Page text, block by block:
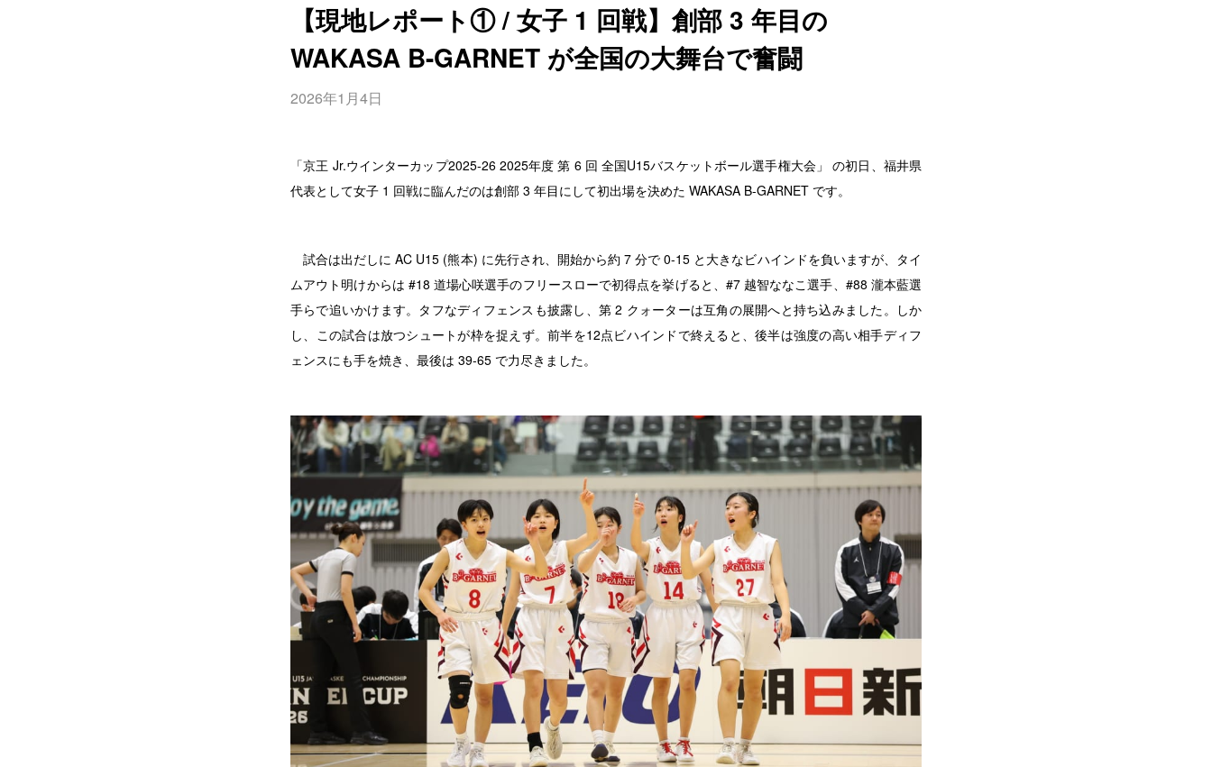
【現地レポート① / 女子 1 回戦】創部 3 年目の
WAKASA B-GARNET が全国の大舞台で奮闘
2026年1月4日
「京王 Jr.ウインターカップ2025-26 2025年度 第 6 回 全国U15バスケットボール選手権大会」 の初日、福井県
代表として女子 1 回戦に臨んだのは創部 3 年目にして初出場を決めた WAKASA B-GARNET です。
試合は出だしに AC U15 (熊本) に先行され、開始から約 7 分で 0-15 と大きなビハインドを負いますが、タイ
ムアウト明けからは #18 道場心咲選手のフリースローで初得点を挙げると、#7 越智ななこ選手、#88 瀧本藍選
手らで追いかけます。タフなディフェンスも披露し、第 2 クォーターは互角の展開へと持ち込みました。しか
し、この試合は放つシュートが枠を捉えず。前半を12点ビハインドで終えると、後半は強度の高い相手ディフ
ェンスにも手を焼き、最後は 39-65 で力尽きました。